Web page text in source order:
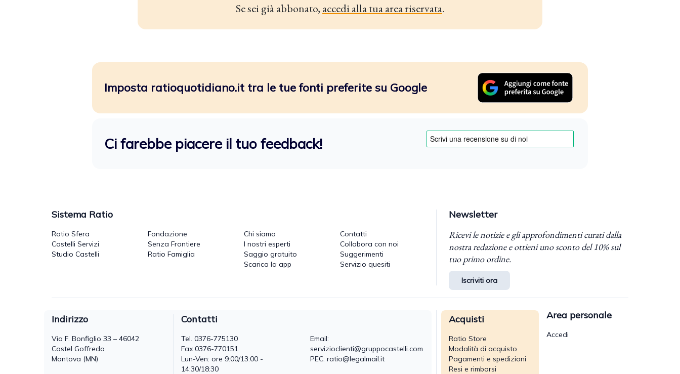
Se sei già abbonato, accedi alla tua area riservata.
Imposta ratioquotidiano.it tra le tue fonti preferite su Google
Ci farebbe piacere il tuo feedback!
Sistema Ratio
Ratio Sfera
Castelli Servizi
Studio Castelli
Fondazione
Senza Frontiere
Ratio Famiglia
Chi siamo
I nostri esperti
Saggio gratuito
Scarica la app
Contatti
Collabora con noi
Suggerimenti
Servizio quesiti
Newsletter
Ricevi le notizie e gli approfondimenti curati dalla
nostra redazione e ottieni uno sconto del 10% sul
tuo primo ordine.
Iscriviti ora
Indirizzo
Via F. Bonfiglio 33 – 46042
Castel Goffredo
Mantova (MN)
Contatti
Tel.0376-775130
Fax 0376-770151
Lun-Ven: ore 9:00/13:00 -
14:30/18:30
Email:
servizioclienti@gruppocastelli.com
PEC: ratio@legalmail.it
Acquisti
Ratio Store
Modalità di acquisto
Pagamenti e spedizioni
Resi e rimborsi
Area personale
Accedi